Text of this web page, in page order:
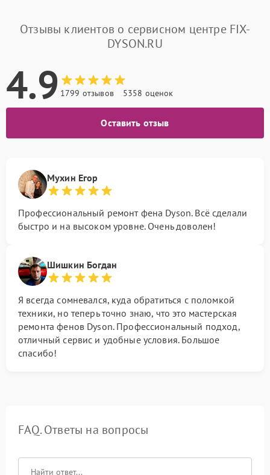
Отзывы клиентов о сервисном центре FIX-
DYSON.RU
4.9 1799 отзывов 5358 оценок
Оставить отзыв
Мухин Егор
Профессиональный ремонт фена Dyson. Всё сделали
быстро и на высоком уровне. Очень доволен!
Шишкин Богдан
Я всегда сомневался, куда обратиться с поломкой
техники, но теперь точно знаю, что это мастерская
ремонта фенов Dyson. Профессиональный подход,
отличный сервис и удобные условия. Большое
спасибо!
FAQ. Ответы на вопросы